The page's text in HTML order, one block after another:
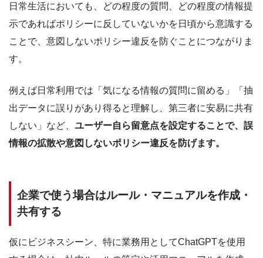
日常生活においても、どの程度の質問、どの程度の情報提
示であればポリシーに反していないかを日頃から意識する
ことで、意図しないポリシー違反を防ぐことにつながりま
す。
例えば日常利用では「気になる情報の質問に留める」「抽
出データに誤りがあり得ると理解し、第三者に安易に共有
しない」など、 ユーザー自ら留意点を設定することで、誤
情報の拡散や意図しないポリシー違反を防げます。
企業で使う場合はルール・マニュアルを作成・
共有する
仮にビジネスシーン、特に業務用としてChatGPTを使用